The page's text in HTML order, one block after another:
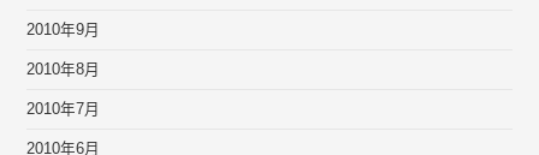
2010年9月
2010年8月
2010年7月
2010年6月